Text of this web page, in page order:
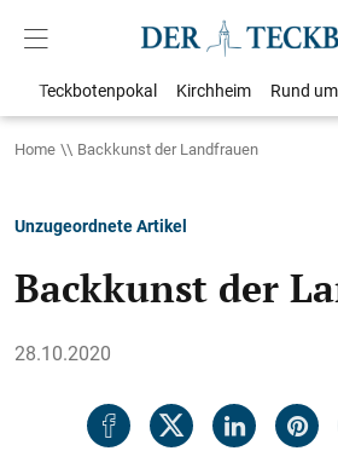
Teckbotenpokal Kirchheim Rund
Home Backkunst der Landfrauen
Unzugeordnete Artikel
Backkunst der
28.10.2020